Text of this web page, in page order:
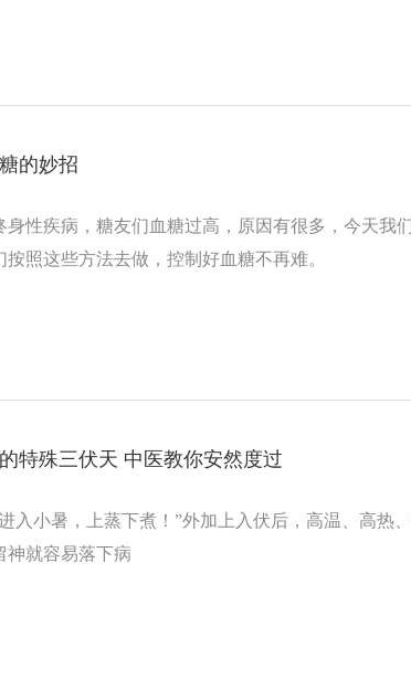
的妙招
身性疾病，糖友们血糖过高，原因有很多，今天我
按照这些方法去做，控制好血糖不再难。
特殊三伏天 中医教你安然度过
入小暑，上蒸下煮！”外加上入伏后，高温、高热
神就容易落下病